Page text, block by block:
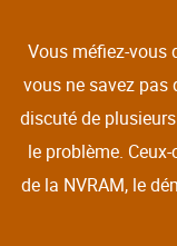
Vous méfiez-vous
vous ne savez pas
discuté de
le problème.
de la NVRAM, le